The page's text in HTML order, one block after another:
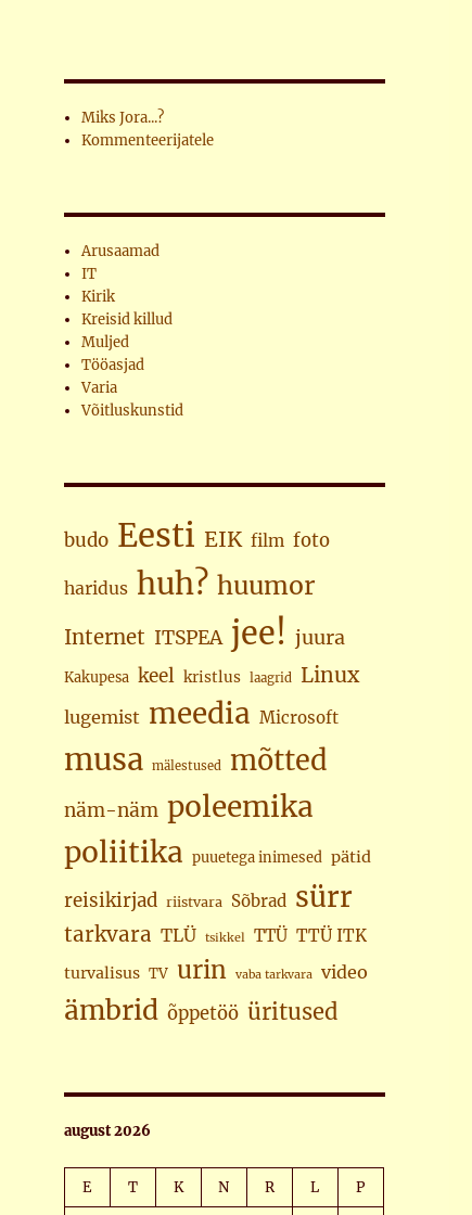
Miks Jora...?
Kommenteerijatele
Arusaamad
IT
Kirik
Kreisid killud
Muljed
Tööasjad
Varia
Võitluskunstid
budo Eesti EIK film foto
haridus huh? huumor
Internet ITSPEA jee! juura
Kakupesa keel kristlus laagrid Linux
lugemist meedia Microsoft
musa mälestused mõtted
näm-näm poleemika
poliitika puuetega inimesed pätid
reisikirjad riistvara Sõbrad sürr
tarkvara TLÜ tsikkel TTÜ TTÜ ITK
turvalisus TV urin vaba tarkvara video
ämbrid õppetöö üritused
august 2026
E T K N R L P